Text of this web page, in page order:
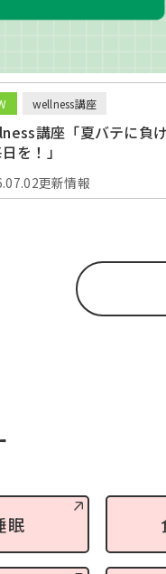
wellness講座
講座「夏バテに負
を！」
更新情報
眠